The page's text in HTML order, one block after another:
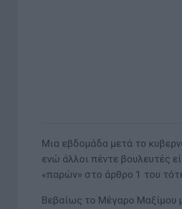
Μια εβδομάδα μετά το
ενώ άλλοι πέντε βουλευτές
«παρών» στο άρθρο 1 του
Βεβαίως το Μέγαρο Μαξίμου